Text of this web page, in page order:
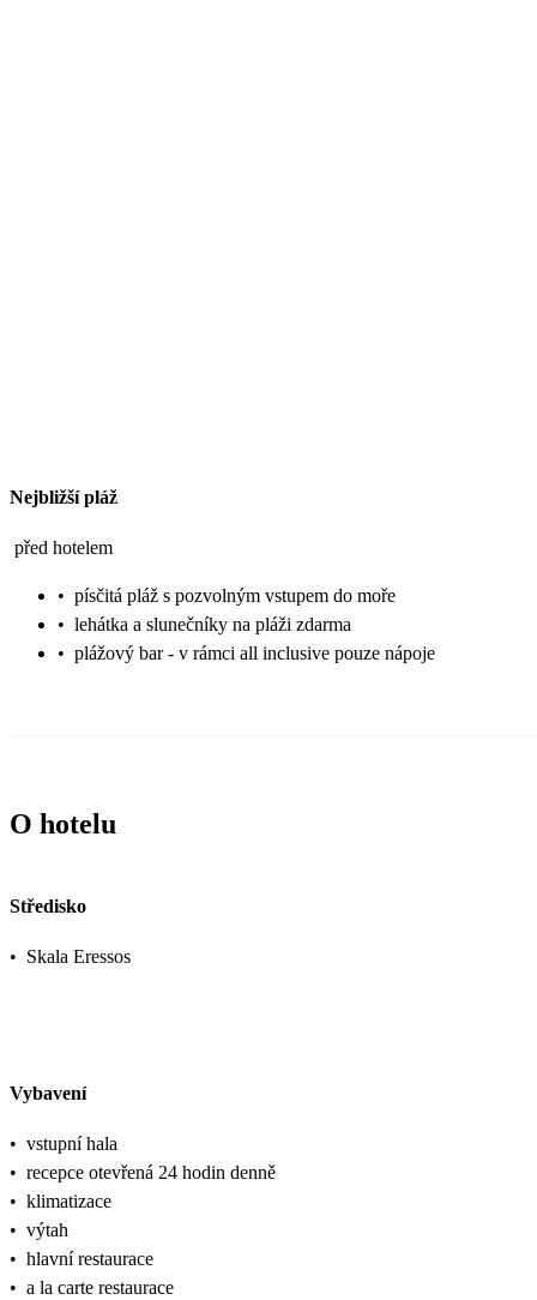
Nejbližší pláž
před hotelem
• písčitá pláž s pozvolným vstupem do moře
• lehátka a slunečníky na pláži zdarma
• plážový bar - v rámci all inclusive pouze nápoje
O hotelu
Středisko
• Skala Eressos
Vybavení
• vstupní hala
• recepce otevřená 24 hodin denně
• klimatizace
• výtah
• hlavní restaurace
• a la carte restaurace